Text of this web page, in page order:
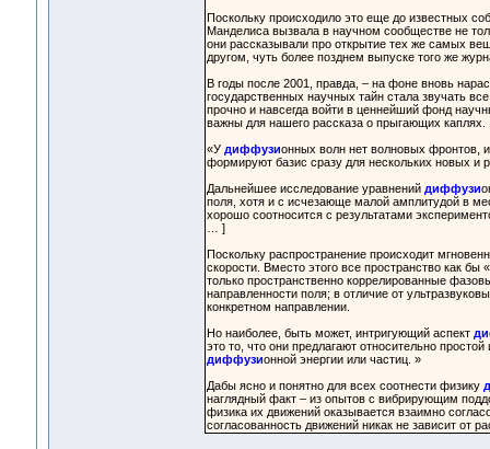
Поскольку происходило это еще до известных
Манделиса вызвала в научном сообществе не
они рассказывали про открытие тех же самых
другом, чуть более позднем выпуске того же
В годы после 2001, правда, – на фоне вновь
государственных научных тайн стала звучать
прочно и навсегда войти в ценнейший фонд
важны для нашего рассказа о прыгающих каплях.
«У диффузионных волн нет волновых фронтов,
формируют базис сразу для нескольких новых и
Дальнейшее исследование уравнений диффузи
поля, хотя и с исчезающе малой амплитудой в
хорошо соотносится с результатами
… ]
Поскольку распространение происходит
скорости. Вместо этого все пространство как
только пространственно коррелированные
направленности поля; в отличие от
конкретном направлении.
Но наиболее, быть может, интригующий аспект
это то, что они предлагают относительно
диффузионной энергии или частиц. »
Дабы ясно и понятно для всех соотнести физику
наглядный факт – из опытов с вибрирующим
физика их движений оказывается взаимно
согласованность движений никак не зависит от